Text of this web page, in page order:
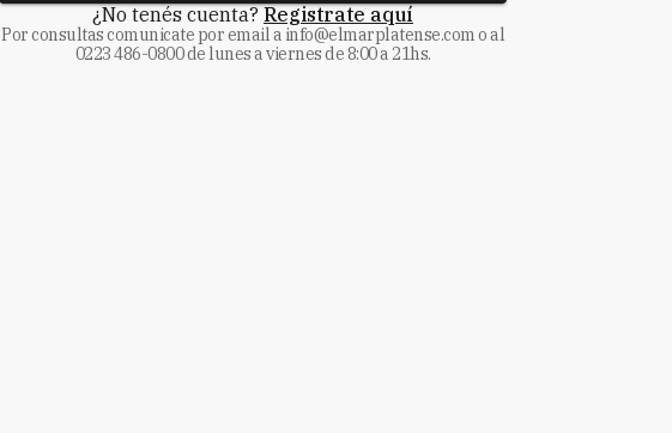
¿No tenés cuenta? Registrate aquí
Por consultas comunicate por email a info@elmarplatense.como al
0223 486-0800de lunes a viernes de 8:00 a 21hs.